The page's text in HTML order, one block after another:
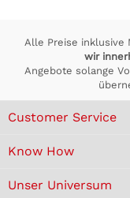
Alle Preise inklusive
wir
Angebote solange
Customer Service
Know How
Unser Universum